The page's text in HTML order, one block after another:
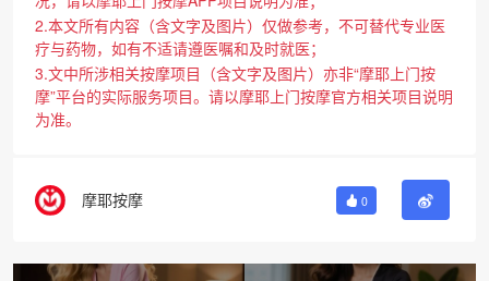
2.本文所有内容（含文字及图片）仅做参考，不可替代专业医
疗与药物，如有不适请遵医嘱和及时就医；
3.文中所涉相关按摩项目（含文字及图片）亦非“摩耶上门按
摩”平台的实际服务项目。请以摩耶上门按摩官方相关项目说明
为准。
摩耶按摩 0